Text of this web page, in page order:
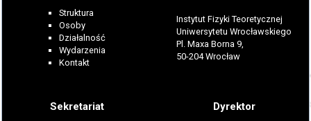
Struktura
Osoby
Działalność
Wydarzenia
Kontakt
Instytut Fizyki Teoretycznej
Uniwersytetu Wrocławskiego
Pl. Maxa Borna 9,
50-204 Wrocław
Sekretariat Dyrektor